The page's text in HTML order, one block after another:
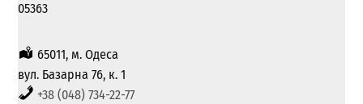
05363
65011, м. Одеса
вул. Базарна 76, к. 1
+38 (048) 734-22-77